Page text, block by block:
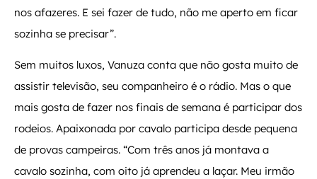
nos afazeres. E sei fazer de tudo, não me aperto em ficar
sozinha se precisar”.
Sem muitos luxos, Vanuza conta que não gosta muito de
assistir televisão, seu companheiro é o rádio. Mas o que
mais gosta de fazer nos finais de semana é participar dos
rodeios. Apaixonada por cavalo participa desde pequena
de provas campeiras. “Com três anos já montava a
cavalo sozinha, com oito já aprendeu a laçar. Meu irmão